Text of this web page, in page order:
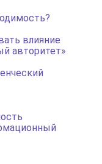
влияние
авторитет»